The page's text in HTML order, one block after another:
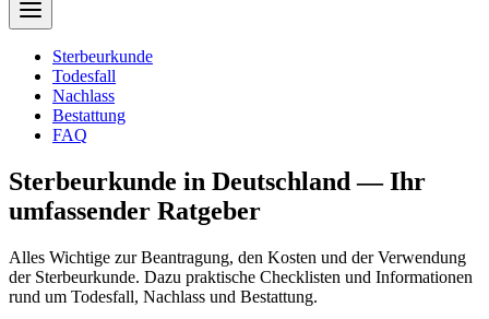
Sterbeurkunde
Todesfall
Nachlass
Bestattung
FAQ
Sterbeurkunde in Deutschland — Ihr
umfassender Ratgeber
Alles Wichtige zur Beantragung, den Kosten und der Verwendung
der Sterbeurkunde. Dazu praktische Checklisten und Informationen
rund um Todesfall, Nachlass und Bestattung.